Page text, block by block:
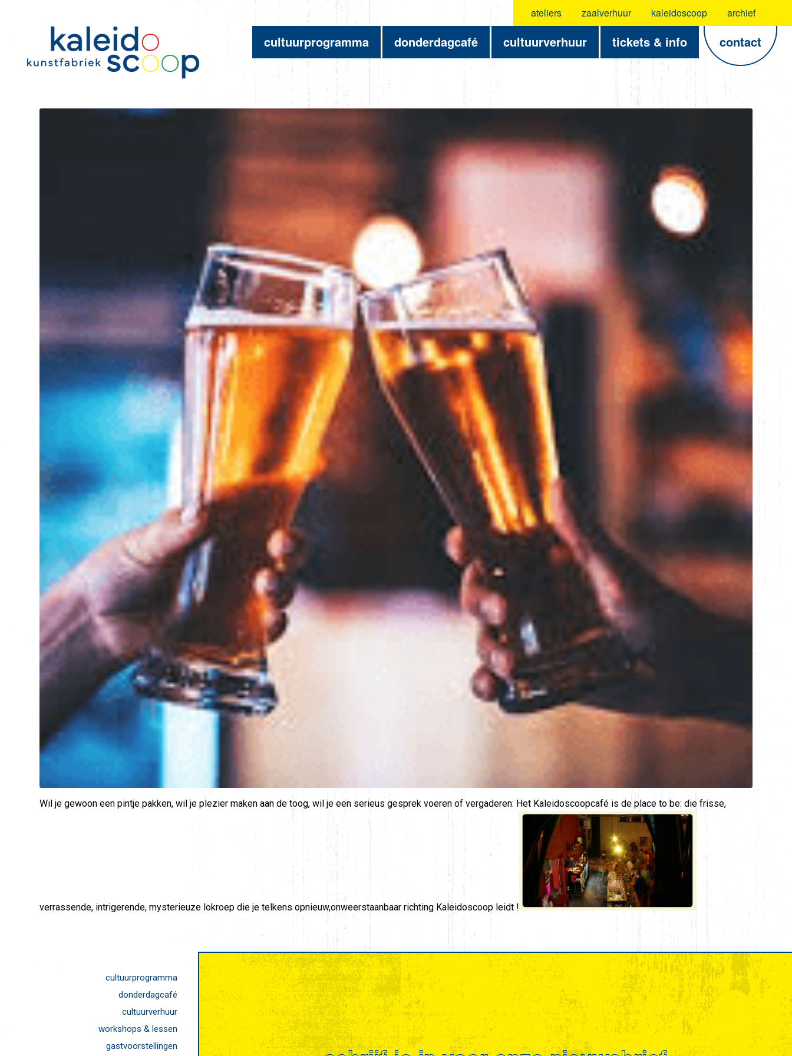
ateliers zaalverhuur kaleidoscoop archief
cultuurprogramma donderdagcafé cultuurverhuur tickets & info contact
Wil je gewoon een pintje pakken, wil je plezier maken aan de toog, wil je een serieus gesprek voeren of vergaderen: Het Kaleidoscoopcafé is de place to be: die frisse,
verrassende, intrigerende, mysterieuze lokroep die je telkens opnieuw,onweerstaanbaar richting Kaleidoscoop leidt !
cultuurprogramma
donderdagcafé
cultuurverhuur
workshops & lessen
gastvoorstellingen